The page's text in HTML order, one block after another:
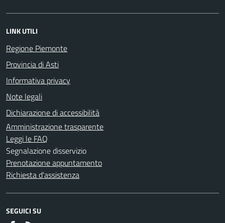
LINK UTILI
Regione Piemonte
Provincia di Asti
Informativa privacy
Note legali
Dichiarazione di accessibilità
Amministrazione trasparente
Leggi le FAQ
Segnalazione disservizio
Prenotazione appuntamento
Richiesta d'assistenza
SEGUICI SU